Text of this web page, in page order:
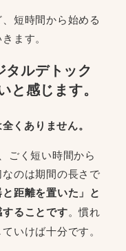
短時間から始める
ます。
ルデトック
と感じます。
くありません。
ごく短い時間から
のは期間の長さで
距離を置いた」と
ることです。慣れ
いけば十分です。